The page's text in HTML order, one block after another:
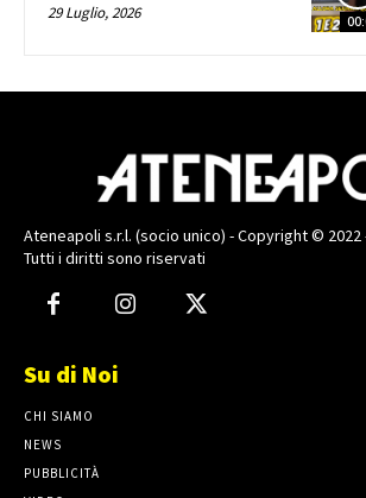
29 Luglio, 2026
Ateneapoli s.r.l. (socio unico) - Copyright © 2022 -
Tutti i diritti sono riservati
Su di Noi
CHI SIAMO
NEWS
PUBBLICITÀ